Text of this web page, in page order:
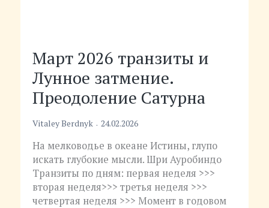
Март 2026 транзиты и
Лунное затмение.
Преодоление Сатурна
Vitaley Berdnyk 24.02.2026
На мелководье в океане Истины, глупо
искать глубокие мысли. Шри Ауробиндо
Транзиты по дням: первая неделя >>>
вторая неделя>>> третья неделя >>>
четвертая неделя >>> Момент в годовом